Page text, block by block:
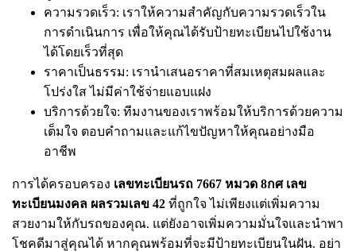
ความรวดเร็ว: เราให้ความสำคัญกับความรวดเร็วใน
การดำเนินการ เพื่อให้คุณได้รับป้ายทะเบียนไปใช้งาน
ได้โดยเร็วที่สุด
ราคาเป็นธรรม: เรานำเสนอราคาที่สมเหตุสมผลและ
โปร่งใส ไม่มีค่าใช้จ่ายแอบแฝง
บริการด้วยใจ: ทีมงานของเราพร้อมให้บริการด้วยความ
เต็มใจ ตอบคำถามและแก้ไขปัญหาให้คุณอย่างมือ
อาชีพ
การได้ครอบครอง เลขทะเบียนรถ 7667 หมวด 8กศ เลข
ทะเบียนมงคล ผลรวมเลข 42 ที่ถูกใจ ไม่เพียงแต่เพิ่มความ
สวยงามให้กับรถของคุณ. แต่ยังอาจเพิ่มความมั่นใจและนำพา
โชคดีมาสู่คุณได้ หากคุณพร้อมที่จะมีป้ายทะเบียนในฝัน. อย่า